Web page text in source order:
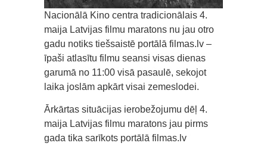
Nacionālā Kino centra tradicionālais 4.
maija Latvijas filmu maratons nu jau otro
gadu notiks tiešsaistē portālā filmas.lv –
īpaši atlasītu filmu seansi visas dienas
garumā no 11:00 visā pasaulē, sekojot
laika joslām apkārt visai zemeslodei.
Ārkārtas situācijas ierobežojumu dēļ 4.
maija Latvijas filmu maratons jau pirms
gada tika sarīkots portālā filmas.lv